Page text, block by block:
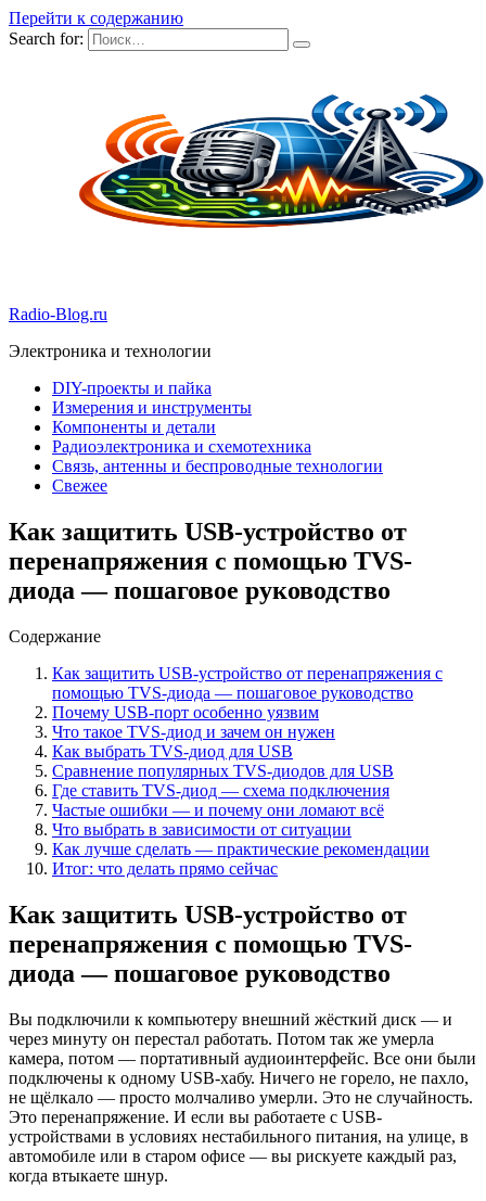
Перейти к содержанию
Search for:
Radio-Blog.ru
Электроника и технологии
DIY-проекты и пайка
Измерения и инструменты
Компоненты и детали
Радиоэлектроника и схемотехника
Связь, антенны и беспроводные технологии
Свежее
Как защитить USB-устройство от
перенапряжения с помощью TVS-
диода — пошаговое руководство
Содержание
Как защитить USB-устройство от перенапряжения с
помощью TVS-диода — пошаговое руководство
Почему USB-порт особенно уязвим
Что такое TVS-диод и зачем он нужен
Как выбрать TVS-диод для USB
Сравнение популярных TVS-диодов для USB
Где ставить TVS-диод — схема подключения
Частые ошибки — и почему они ломают всё
Что выбрать в зависимости от ситуации
Как лучше сделать — практические рекомендации
Итог: что делать прямо сейчас
Как защитить USB-устройство от
перенапряжения с помощью TVS-
диода — пошаговое руководство
Вы подключили к компьютеру внешний жёсткий диск — и
через минуту он перестал работать. Потом так же умерла
камера, потом — портативный аудиоинтерфейс. Все они были
подключены к одному USB-хабу. Ничего не горело, не пахло,
не щёлкало — просто молчаливо умерли. Это не случайность.
Это перенапряжение. И если вы работаете с USB-
устройствами в условиях нестабильного питания, на улице, в
автомобиле или в старом офисе — вы рискуете каждый раз,
когда втыкаете шнур.